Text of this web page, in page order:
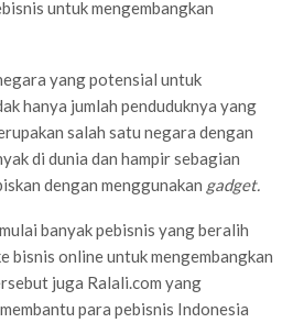
untuk mengembangkan
yang potensial untuk
hanya jumlah penduduknya yang
salah satu negara dengan
di dunia dan hampir sebagian
dengan menggunakan gadget.
banyak pebisnis yang beralih
bisnis online untuk mengembangkan
juga Ralali.com yang
para pebisnis Indonesia